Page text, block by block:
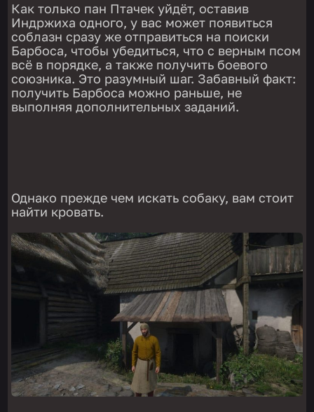
Как только пан Птачек уйдёт, оставив
Индржиха одного, у вас может появиться
соблазн сразу же отправиться на поиски
Барбоса, чтобы убедиться, что с верным псом
всё в порядке, а также получить боевого
союзника. Это разумный шаг. Забавный факт:
получить Барбоса можно раньше, не
выполняя дополнительных заданий.
Однако прежде чем искать собаку, вам стоит
найти кровать.